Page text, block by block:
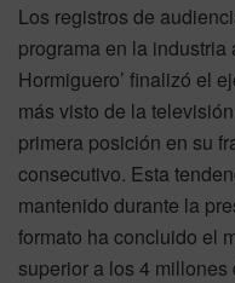
Los registros de
programa en la industria
Hormiguero’ finalizó el
más visto de la
primera posición en su
consecutivo. Esta
mantenido durante la
formato ha concluido el
superior a los 4